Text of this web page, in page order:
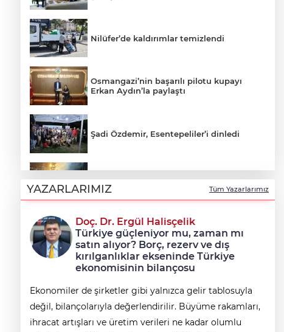
Nilüfer’de kaldırımlar temizlendi
Osmangazi’nin başarılı pilotu kupayı
Erkan Aydın’la paylaştı
Şadi Özdemir, Esentepeliler’i dinledi
söndürüldü
Avcılar Belediye Başkanı Utku Caner
Çaykara tahliye edildi
YAZARLARIMIZ Tüm Yazarlarımız
Doç. Dr. Ergül Halisçelik
Türkiye güçleniyor mu, zaman mı
satın alıyor? Borç, rezerv ve dış
kırılganlıklar ekseninde Türkiye
ekonomisinin bilançosu
Ekonomiler de şirketler gibi yalnızca gelir tablosuyla
değil, bilançolarıyla değerlendirilir. Büyüme rakamları,
ihracat artışları ve üretim verileri ne kadar olumlu